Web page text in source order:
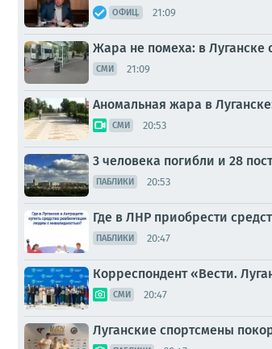
ОФИЦ. 21:09
Жара не помеха: в Луганске
СМИ 21:09
Аномальная жара в
СМИ 20:53
3 человека погибли и 28
ПАБЛИКИ 20:53
Где в ЛНР приобрести
ПАБЛИКИ 20:47
Корреспондент «Вести.
СМИ 20:47
Луганские спортсмены